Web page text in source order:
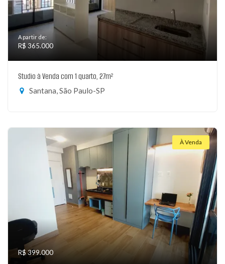
A partir de:
R$ 365.000
Studio à Venda com 1 quarto, 27m²
Santana, São Paulo-SP
À Venda
R$ 399.000